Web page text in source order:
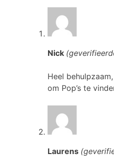
Nick
Heel
om Pop’s te
Laurens